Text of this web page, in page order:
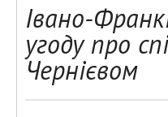
Івано-
угоду про
Чернієвом